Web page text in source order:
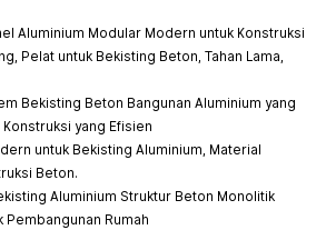
Aluminium Modular Modern untuk Konstruksi
Pelat untuk Bekisting Beton, Tahan Lama,
Bekisting Beton Bangunan Aluminium yang
yang Efisien
untuk Bekisting Aluminium, Material
Beton.
Aluminium Struktur Beton Monolitik
Pembangunan Rumah